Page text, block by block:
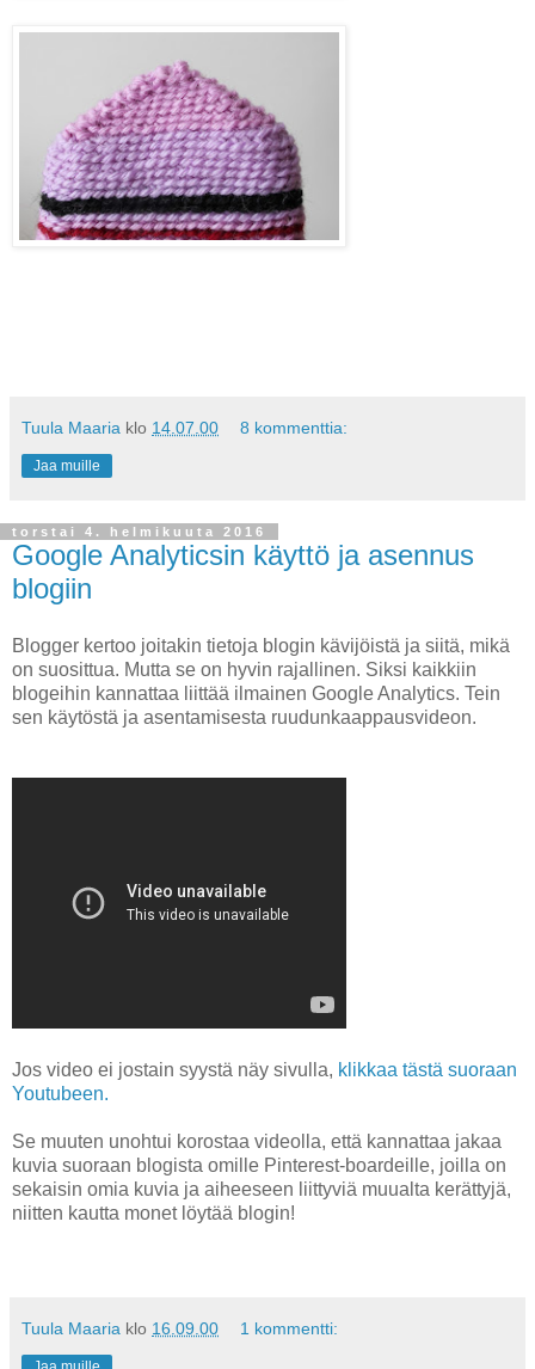
Tuula Maaria klo 14.07.00 8 kommenttia:
Jaa muille
torstai 4. helmikuuta 2016
Google Analyticsin käyttö ja asennus
blogiin
Blogger kertoo joitakin tietoja blogin kävijöistä ja siitä, mikä
on suosittua. Mutta se on hyvin rajallinen. Siksi kaikkiin
blogeihin kannattaa liittää ilmainen Google Analytics. Tein
sen käytöstä ja asentamisesta ruudunkaappausvideon.
Jos video ei jostain syystä näy sivulla, klikkaa tästä suoraan
Youtubeen.
Se muuten unohtui korostaa videolla, että kannattaa jakaa
kuvia suoraan blogista omille Pinterest-boardeille, joilla on
sekaisin omia kuvia ja aiheeseen liittyviä muualta kerättyjä,
niitten kautta monet löytää blogin!
Tuula Maaria klo 16.09.00 1 kommentti: